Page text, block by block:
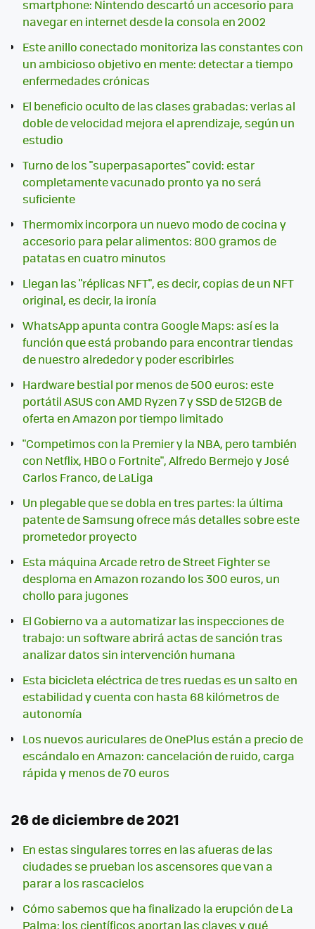
smartphone: Nintendo descartó un accesorio para
navegar en internet desde la consola en 2002
Este anillo conectado monitoriza las constantes con
un ambicioso objetivo en mente: detectar a tiempo
enfermedades crónicas
El beneficio oculto de las clases grabadas: verlas al
doble de velocidad mejora el aprendizaje, según un
estudio
Turno de los "superpasaportes" covid: estar
completamente vacunado pronto ya no será
suficiente
Thermomix incorpora un nuevo modo de cocina y
accesorio para pelar alimentos: 800 gramos de
patatas en cuatro minutos
Llegan las "réplicas NFT", es decir, copias de un NFT
original, es decir, la ironía
WhatsApp apunta contra Google Maps: así es la
función que está probando para encontrar tiendas
de nuestro alrededor y poder escribirles
Hardware bestial por menos de 500 euros: este
portátil ASUS con AMD Ryzen 7 y SSD de 512GB de
oferta en Amazon por tiempo limitado
"Competimos con la Premier y la NBA, pero también
con Netflix, HBO o Fortnite", Alfredo Bermejo y José
Carlos Franco, de LaLiga
Un plegable que se dobla en tres partes: la última
patente de Samsung ofrece más detalles sobre este
prometedor proyecto
Esta máquina Arcade retro de Street Fighter se
desploma en Amazon rozando los 300 euros, un
chollo para jugones
El Gobierno va a automatizar las inspecciones de
trabajo: un software abrirá actas de sanción tras
analizar datos sin intervención humana
Esta bicicleta eléctrica de tres ruedas es un salto en
estabilidad y cuenta con hasta 68 kilómetros de
autonomía
Los nuevos auriculares de OnePlus están a precio de
escándalo en Amazon: cancelación de ruido, carga
rápida y menos de 70 euros
26 de diciembre de 2021
En estas singulares torres en las afueras de las
ciudades se prueban los ascensores que van a
parar a los rascacielos
Cómo sabemos que ha finalizado la erupción de La
Palma: los científicos aportan las claves y qué